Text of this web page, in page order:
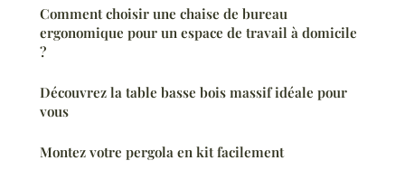
Comment choisir une chaise de bureau
ergonomique pour un espace de travail à domicile
?
Découvrez la table basse bois massif idéale pour
vous
Montez votre pergola en kit facilement